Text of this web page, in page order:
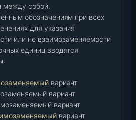
между собой.
обозначениям при всех
для указания
или не взаимозаменяемости
единиц вводятся
вариант
вариант
вариант
вариант